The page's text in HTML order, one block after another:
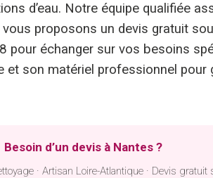
d’eau. Notre équipe qualifiée
proposons un devis gratuit
échanger sur vos besoins
son matériel professionnel
Besoin d’un devis à Nantes ?
· Artisan Loire-Atlantique · Devis gratuit